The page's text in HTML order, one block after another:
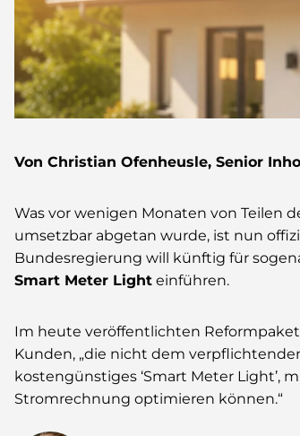
Von Christian Ofenheusle, Senior
Was vor wenigen Monaten von Teilen
umsetzbar abgetan wurde, ist nun
Bundesregierung will künftig für
Smart Meter Light einführen.
Im heute veröffentlichten
Kunden, „die nicht dem
kostengünstiges ‘Smart Meter Light’,
Stromrechnung optimieren können.“